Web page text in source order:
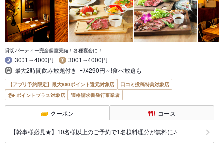
貸切パーティー完全個室完備！各種宴会に！
3001～4000円
3001～4000円
最大2時間飲み放題付きｺｰｽ4290円～!食べ放題も
【アプリ予約限定】最大800ポイント還元対象店
口コミ投稿特典対象店
ポイントプラス対象店
適格請求書発行事業者
クーポン コース
【幹事様必見★】10名様以上のご予約で1名様料理分が無料に♪